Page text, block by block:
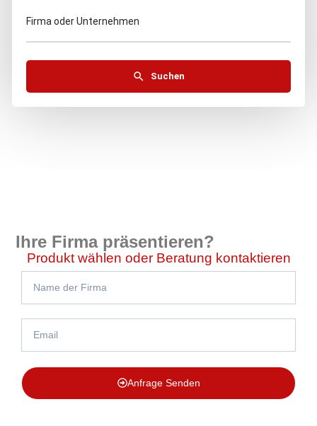
Firma oder Unternehmen
Suchen
Ihre Firma präsentieren?
Produkt wählen oder Beratung kontaktieren
Anfrage Senden